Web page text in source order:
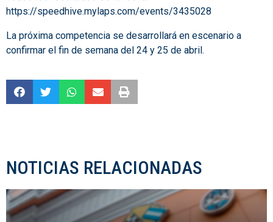
https://speedhive.mylaps.com/events/3435028
La próxima competencia se desarrollará en escenario a
confirmar el fin de semana del 24 y 25 de abril.
NOTICIAS RELACIONADAS